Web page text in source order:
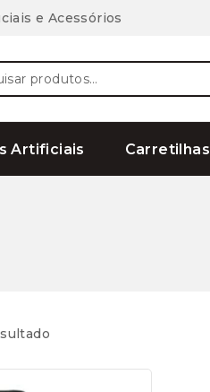
e Acessórios
Artificiais Carretilhas